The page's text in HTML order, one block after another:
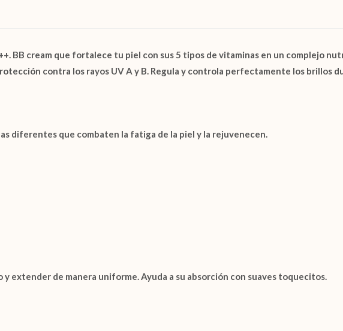
BB cream que fortalece tu piel con sus 5 tipos de vitaminas en un complejo
contra los rayos UV A y B. Regula y controla perfectamente los brillos
diferentes que combaten la fatiga de la piel y la rejuvenecen.
extender de manera uniforme. Ayuda a su absorción con suaves toquecitos.